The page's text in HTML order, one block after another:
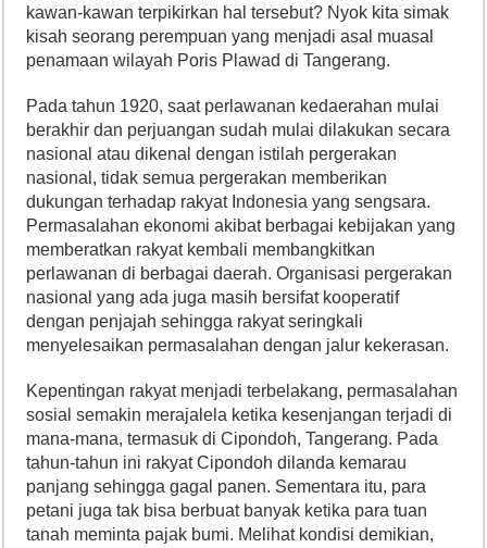
kawan-kawan terpikirkan hal tersebut? Nyok kita simak
kisah seorang perempuan yang menjadi asal muasal
penamaan wilayah Poris Plawad di Tangerang.
Pada tahun 1920, saat perlawanan kedaerahan mulai
berakhir dan perjuangan sudah mulai dilakukan secara
nasional atau dikenal dengan istilah pergerakan
nasional, tidak semua pergerakan memberikan
dukungan terhadap rakyat Indonesia yang sengsara.
Permasalahan ekonomi akibat berbagai kebijakan yang
memberatkan rakyat kembali membangkitkan
perlawanan di berbagai daerah. Organisasi pergerakan
nasional yang ada juga masih bersifat kooperatif
dengan penjajah sehingga rakyat seringkali
menyelesaikan permasalahan dengan jalur kekerasan.
Kepentingan rakyat menjadi terbelakang, permasalahan
sosial semakin merajalela ketika kesenjangan terjadi di
mana-mana, termasuk di Cipondoh, Tangerang. Pada
tahun-tahun ini rakyat Cipondoh dilanda kemarau
panjang sehingga gagal panen. Sementara itu, para
petani juga tak bisa berbuat banyak ketika para tuan
tanah meminta pajak bumi. Melihat kondisi demikian,